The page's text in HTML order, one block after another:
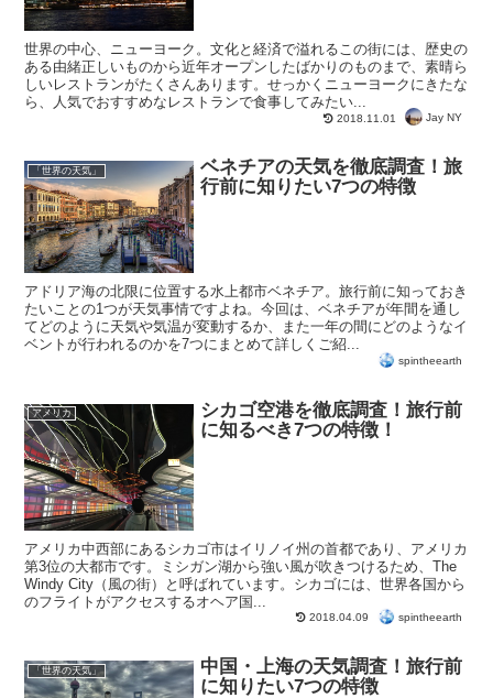
世界の中心、ニューヨーク。文化と経済で溢れるこの街には、歴史の
ある由緒正しいものから近年オープンしたばかりのものまで、素晴ら
しいレストランがたくさんあります。せっかくニューヨークにきたな
ら、人気でおすすめなレストランで食事してみたい...
2018.11.01 Jay NY
「世界の天気」
ベネチアの天気を徹底調査！旅
行前に知りたい7つの特徴
アドリア海の北限に位置する水上都市ベネチア。旅行前に知っておき
たいことの1つが天気事情ですよね。今回は、ベネチアが年間を通し
てどのように天気や気温が変動するか、また一年の間にどのようなイ
ベントが行われるのかを7つにまとめて詳しくご紹...
spintheearth
アメリカ
シカゴ空港を徹底調査！旅行前
に知るべき7つの特徴！
アメリカ中西部にあるシカゴ市はイリノイ州の首都であり、アメリカ
第3位の大都市です。ミシガン湖から強い風が吹きつけるため、The
Windy City（風の街）と呼ばれています。シカゴには、世界各国から
のフライトがアクセスするオヘア国...
2018.04.09 spintheearth
「世界の天気」
中国・上海の天気調査！旅行前
に知りたい7つの特徴